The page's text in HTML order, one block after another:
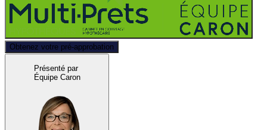
Obtenez votre pré-approbation
Présenté par
Équipe Caron